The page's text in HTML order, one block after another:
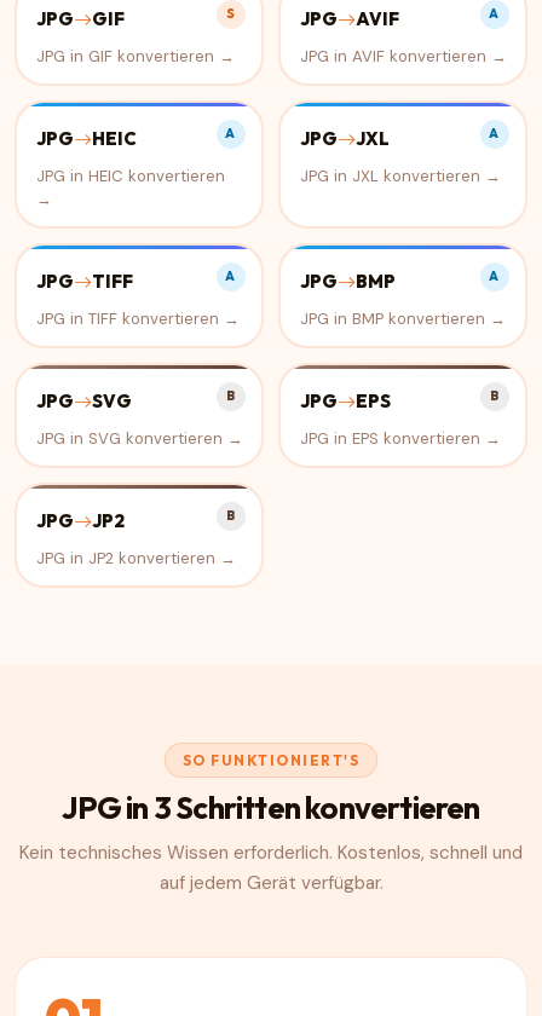
S
JPG GIF
JPG in GIF konvertieren →
A
JPG AVIF
JPG in AVIF konvertieren →
A
JPG HEIC
JPG in HEIC konvertieren
→
A
JPG JXL
JPG in JXL konvertieren →
A
JPG TIFF
JPG in TIFF konvertieren →
A
JPG BMP
JPG in BMP konvertieren →
B
JPG SVG
JPG in SVG konvertieren →
B
JPG EPS
JPG in EPS konvertieren →
B
JPG JP2
JPG in JP2 konvertieren →
SO FUNKTIONIERT'S
JPG in 3 Schritten konvertieren
Kein technisches Wissen erforderlich. Kostenlos, schnell und
auf jedem Gerät verfügbar.